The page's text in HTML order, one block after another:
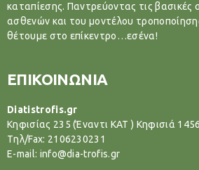
καταπίεσης. Παντρεύοντας τις βασικές
ασθενών και του μοντέλου
θέτουμε στο επίκεντρο…εσένα!
ΕΠΙΚΟΙΝΩΝΙΑ
Diatistrofis.gr
Κηφισίας 235 (Έναντι ΚΑΤ ) Κηφισιά
Tηλ/Fax: 2106230231
E-mail: info@dia-trofis.gr